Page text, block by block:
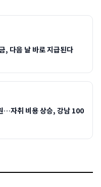
, 다음 날 바로 지급된다
…자취 비용 상승, 강남 100